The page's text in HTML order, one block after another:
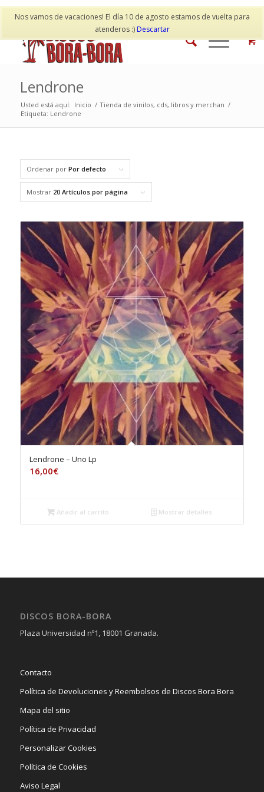
Nos vamos de vacaciones! El día 10 de agosto estamos de vuelta para
atenderos :)Descartar
Mi cuenta Contacto
Lendrone
Usted está aquí: Inicio / Tienda de vinilos, cds, libros y merchan /
Etiqueta: Lendrone
Ordenar por Por defecto
Mostrar 20 Artículos por página
Lendrone – Uno Lp
16,00€
Añadir al carrito Mostrar detalles
DISCOS BORA-BORA
Plaza Universidad nº1, 18001 Granada.
Contacto
Política de Devoluciones y Reembolsos de Discos Bora Bora
Mapa del sitio
Política de Privacidad
Personalizar Cookies
Política de Cookies
Aviso Legal